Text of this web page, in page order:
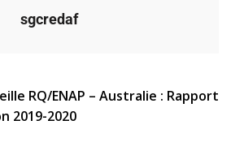
sgcredaf
RQ/ENAP – Australie : Rapport
2019-2020